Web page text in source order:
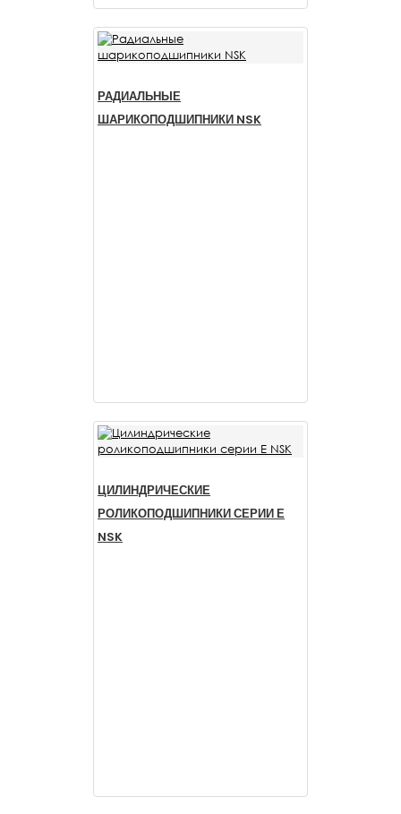
РАДИАЛЬНЫЕ
ШАРИКОПОДШИПНИКИ NSK
ЦИЛИНДРИЧЕСКИЕ
РОЛИКОПОДШИПНИКИ СЕРИИ Е
NSK